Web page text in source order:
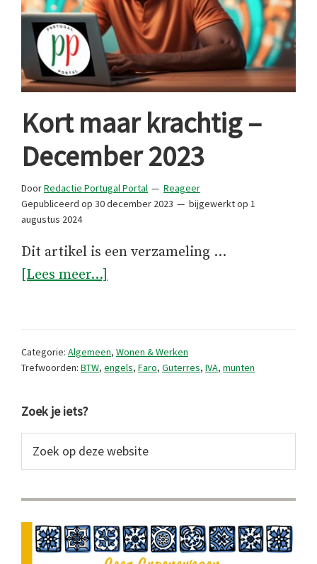
Kort maar krachtig –
December 2023
DoorRedactie Portugal Portal
Reageer
Gepubliceerd op 30 december 2023 bijgewerkt op 1
augustus 2024
Dit artikel is een verzameling …
[Lees meer...]
December
Categorie: Algemeen, Wonen & Werken
Trefwoorden: BTW, engels, Faro, Guterres, IVA, munten
Primaire
Sidebar
Zoek je iets?
op
website